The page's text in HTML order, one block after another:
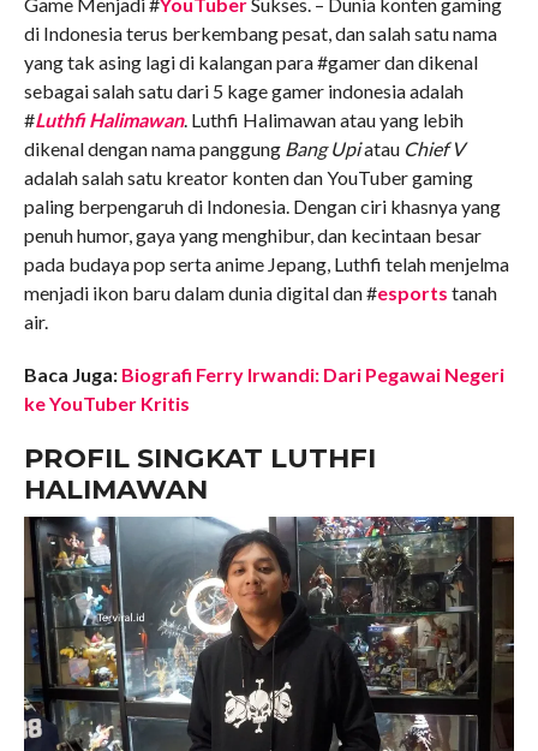
Game Menjadi #YouTuberSukses. – Dunia konten gaming
di Indonesia terus berkembang pesat, dan salah satu nama
yang tak asing lagi di kalangan para #gamer dan dikenal
sebagai salah satu dari 5 kage gamer indonesia adalah
#Luthfi Halimawan. Luthfi Halimawan atau yang lebih
dikenal dengan nama panggung Bang Upiatau Chief V
adalah salah satu kreator konten dan YouTuber gaming
paling berpengaruh di Indonesia. Dengan ciri khasnya yang
penuh humor, gaya yang menghibur, dan kecintaan besar
pada budaya pop serta anime Jepang, Luthfi telah menjelma
menjadi ikon baru dalam dunia digital dan #esports tanah
air.
Baca Juga: Biografi Ferry Irwandi: Dari Pegawai Negeri
ke YouTuber Kritis
PROFIL SINGKAT LUTHFI
HALIMAWAN